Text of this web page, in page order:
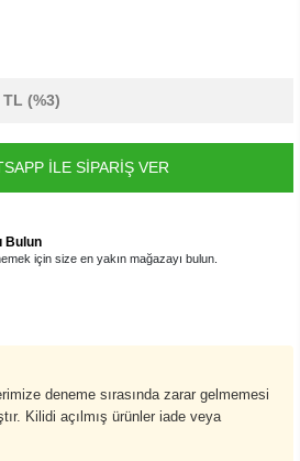
TL (%3)
İLE SİPARİŞ VER
Bulun
için size en yakın mağazayı bulun.
deneme sırasında zarar gelmemesi
Kilidi açılmış ürünler iade veya